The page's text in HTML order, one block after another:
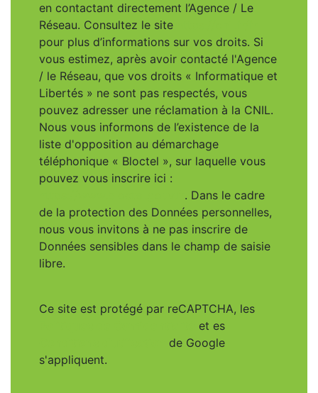
en contactant directement l’Agence / Le
Réseau. Consultez le site
pour plus d’informations sur vos droits. Si
vous estimez, après avoir contacté l'Agence
/ le Réseau, que vos droits « Informatique et
Libertés » ne sont pas respectés, vous
pouvez adresser une réclamation à la CNIL.
Nous vous informons de l’existence de la
liste d'opposition au démarchage
téléphonique « Bloctel », sur laquelle vous
pouvez vous inscrire ici :
. Dans le cadre
de la protection des Données personnelles,
nous vous invitons à ne pas inscrire de
Données sensibles dans le champ de saisie
libre.
Ce site est protégé par reCAPTCHA, les
et es
de Google
s'appliquent.